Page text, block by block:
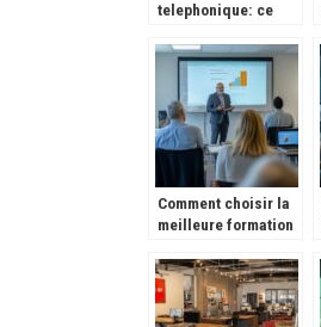
telephonique: ce
Comment choisir la
meilleure formation
pour booster votre
carrière